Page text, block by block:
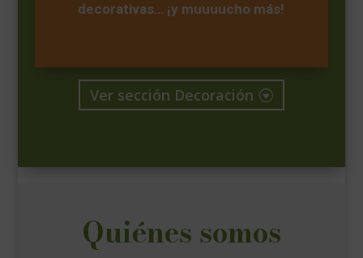
decorativas… ¡y muuuucho más!
Ver sección Decoración
Quiénes somos